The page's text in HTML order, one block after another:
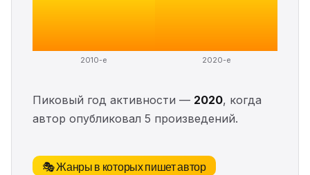
2010-е 2020-е
Пиковый год активности — 2020, когда
автор опубликовал 5 произведений.
🎭 Жанры в которых пишет автор